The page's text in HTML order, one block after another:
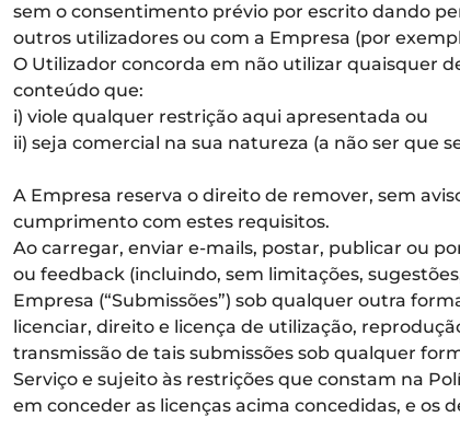
sem o consentimento prévio por escrito dando
outros utilizadores ou com a Empresa (por
O Utilizador concorda em não utilizar quaisquer
conteúdo que:
i) viole qualquer restrição aqui apresentada ou
ii) seja comercial na sua natureza (a não ser que
A Empresa reserva o direito de remover, sem
cumprimento com estes requisitos.
Ao carregar, enviar e-mails, postar, publicar ou
ou feedback (incluindo, sem limitações,
Empresa (“Submissões”) sob qualquer outra
licenciar, direito e licença de utilização,
transmissão de tais submissões sob qualquer
Serviço e sujeito às restrições que constam na
em conceder as licenças acima concedidas, e os